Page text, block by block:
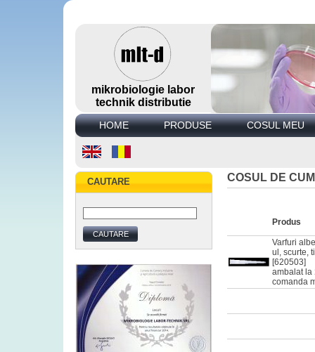
mikrobiologie labor
technik distributie
HOME PRODUSE COSUL MEU
CAUTARE COSUL DE
Produs
Varfuri
ul, scurte,
[620503]
ambalat la
comanda